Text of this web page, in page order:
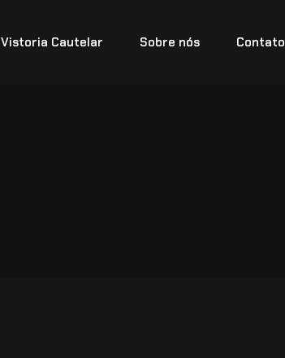
Vistoria Cautelar Sobre nós Contato